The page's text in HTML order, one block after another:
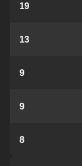
19
13
9
9
8